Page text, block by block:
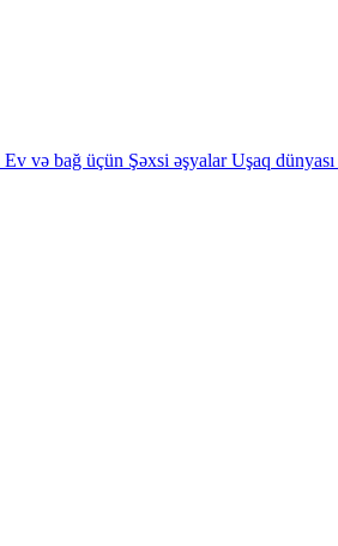
Ev və bağ üçün Şəxsi əşyalar Uşaq dünyası